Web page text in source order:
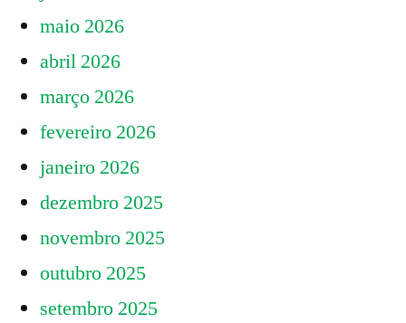
refeições
Cozinhas
Solidárias”
maio 2026
abril 2026
março 2026
fevereiro 2026
janeiro 2026
dezembro 2025
novembro 2025
outubro 2025
setembro 2025